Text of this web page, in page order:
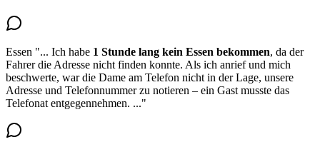
Essen "... Ich habe 1 Stunde lang kein Essen bekommen, da der
Fahrer die Adresse nicht finden konnte. Als ich anrief und mich
beschwerte, war die Dame am Telefon nicht in der Lage, unsere
Adresse und Telefonnummer zu notieren – ein Gast musste das
Telefonat entgegennehmen. ..."